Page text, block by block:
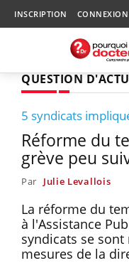
INSCRIPTION CONNEXION
QUESTION D'ACTU
5 syndicats
Réforme du
grève peu
Par Julie Levallois
La réforme du
à l'Assistance
syndicats se
mesures de la